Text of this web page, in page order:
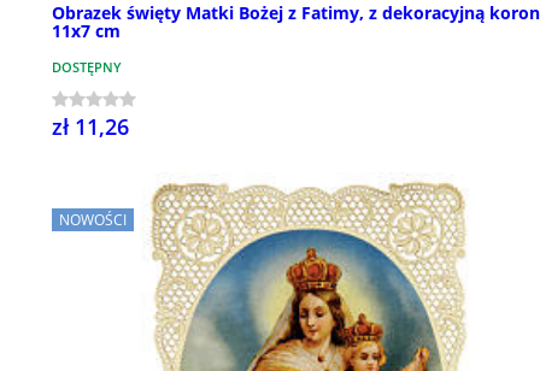
Obrazek święty Matki Bożej z Fatimy, z dekoracyjną
11x7 cm
DOSTĘPNY
zł 11,26
NOWOŚCI